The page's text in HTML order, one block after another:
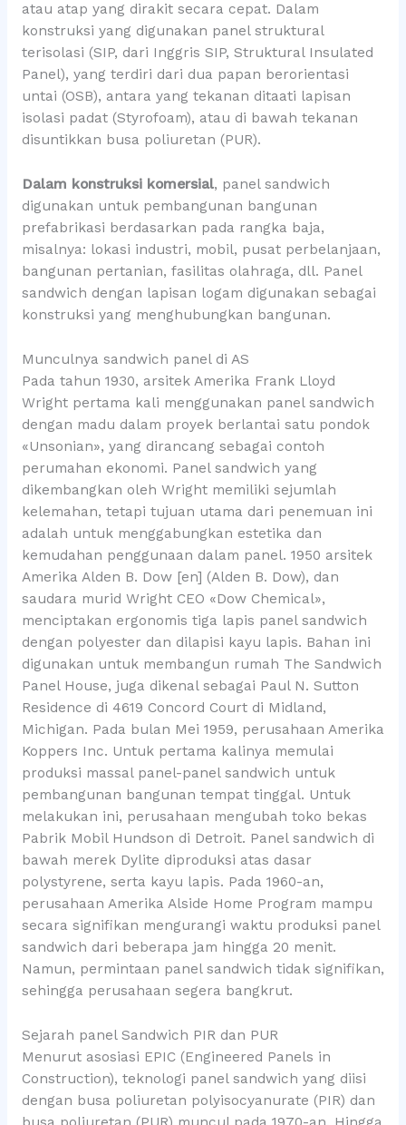
atau atap yang dirakit secara cepat. Dalam
konstruksi yang digunakan panel struktural
terisolasi (SIP, dari Inggris SIP, Struktural Insulated
Panel), yang terdiri dari dua papan berorientasi
untai (OSB), antara yang tekanan ditaati lapisan
isolasi padat (Styrofoam), atau di bawah tekanan
disuntikkan busa poliuretan (PUR).
Dalam konstruksi komersial, panel sandwich
digunakan untuk pembangunan bangunan
prefabrikasi berdasarkan pada rangka baja,
misalnya: lokasi industri, mobil, pusat perbelanjaan,
bangunan pertanian, fasilitas olahraga, dll. Panel
sandwich dengan lapisan logam digunakan sebagai
konstruksi yang menghubungkan bangunan.
Munculnya sandwich panel di AS
Pada tahun 1930, arsitek Amerika Frank Lloyd
Wright pertama kali menggunakan panel sandwich
dengan madu dalam proyek berlantai satu pondok
«Unsonian», yang dirancang sebagai contoh
perumahan ekonomi. Panel sandwich yang
dikembangkan oleh Wright memiliki sejumlah
kelemahan, tetapi tujuan utama dari penemuan ini
adalah untuk menggabungkan estetika dan
kemudahan penggunaan dalam panel. 1950 arsitek
Amerika Alden B. Dow [en] (Alden B. Dow), dan
saudara murid Wright CEO «Dow Chemical»,
menciptakan ergonomis tiga lapis panel sandwich
dengan polyester dan dilapisi kayu lapis. Bahan ini
digunakan untuk membangun rumah The Sandwich
Panel House, juga dikenal sebagai Paul N. Sutton
Residence di 4619 Concord Court di Midland,
Michigan. Pada bulan Mei 1959, perusahaan Amerika
Koppers Inc. Untuk pertama kalinya memulai
produksi massal panel-panel sandwich untuk
pembangunan bangunan tempat tinggal. Untuk
melakukan ini, perusahaan mengubah toko bekas
Pabrik Mobil Hundson di Detroit. Panel sandwich di
bawah merek Dylite diproduksi atas dasar
polystyrene, serta kayu lapis. Pada 1960-an,
perusahaan Amerika Alside Home Program mampu
secara signifikan mengurangi waktu produksi panel
sandwich dari beberapa jam hingga 20 menit.
Namun, permintaan panel sandwich tidak signifikan,
sehingga perusahaan segera bangkrut.
Sejarah panel Sandwich PIR dan PUR
Menurut asosiasi EPIC (Engineered Panels in
Construction), teknologi panel sandwich yang diisi
dengan busa poliuretan polyisocyanurate (PIR) dan